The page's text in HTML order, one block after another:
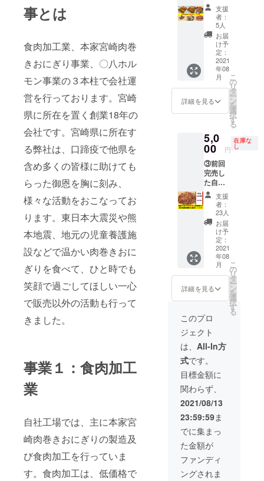
事とは
食肉加工業、本家宮崎肉巻
きおにぎり事業、〇八ホル
モン事業の３本柱で会社運
営を行っております。宮崎
県に所在を置く創業18年の
会社です。宮崎県に所在す
る弊社は、口蹄疫で他県を
含め多くの皆様に助けても
らった御恩を胸に刻み、
様々な活動をおこなってお
ります。東日本大震災や熊
本地震、地元の児童養護施
設などで温かい肉巻きおに
ぎりを食べて、ひと時でも
笑顔で過ごしてほしい一心
で販売以外の活動も行って
きました。
事業１：食肉加工
業
自社工場では、主に本家宮
崎肉巻きおにぎりの製造及
び食肉加工を行っていま
す。食肉加工は、低価格で
コラー
ゲン
串 10
本
ブス
テー
キ 100
ｇ×3枚
・宮崎
県産豚
肉自家
製みそ
漬けサ
ガリ
500ｇ
け宮崎
県産豚
肉小間
切れ
500ｇ
×6袋
５ｋｇ
超セッ
崎県産
豚肉自
家製み
そ漬け
ロース
ステー
キ 100
ｇ×15枚
・宮崎
県産豚
製みそ
漬けリ
ブス
テー
キ 100
ｇ×3枚
・宮崎
県産豚
肉自家
製みそ
漬けサ
ガリ
500ｇ
×4袋 ・
自家製
たれ漬
け宮崎
切れ
500ｇ
×2袋 ・
ミミ
ガー
200ｇ
×1袋 ・
コラー
ゲン
串 20
本
支援
者：
5人
お届
け予
定：
2021
年08
月
詳細を見る
こ
の
リ
タ
ー
ン
を
選
択
す
る
5,0
00 円
在庫な
し
③前回
完売し
た自家
製たれ
漬け宮
崎県産
豚肉（4
ｋｇ）
たれ漬
け宮崎
県産豚
肉小間
切れ500
ｇ×８
パック
支援
者：
23人
お届
け予
定：
2021
年08
月
詳細を見る
こ
の
リ
タ
ー
ン
を
選
択
す
る
このプロ
ジェクト
は、 All-In方
式です。
目標金額に
関わらず、
2021/08/13
23:59:59ま
でに集まっ
た金額が
ファンディ
ングされま